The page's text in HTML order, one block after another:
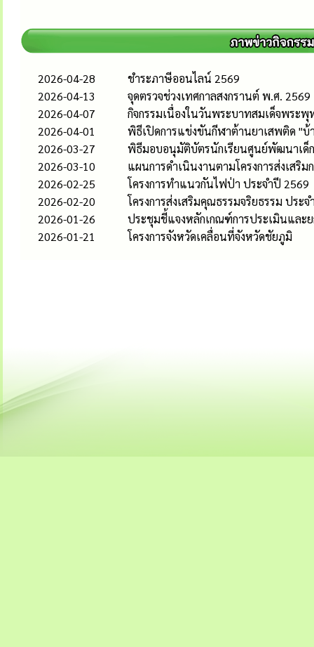
2026-04-28
ชำระภาษีออนไลน์ 2569
2026-04-13
จุดตรวจช่วงเทศกาลสงกรานต์ พ.ศ. 2569
2026-04-07
กิจกรรมเนื่องในวันพระบาทสมเด็จพระ
2026-04-01
พิธีเปิดการแข่งขันกีฬาต้านยาเสพติด "บ้
2026-03-27
พิธีมอบอนุมัติบัตรนักเรียนศูนย์พัฒนาเด็ก
2026-03-10
แผนการดำเนินงานตามโครงการส่งเส
2026-02-25
โครงการทำแนวกันไฟป่า ประจำปี 2569
2026-02-20
โครงการส่งเสริมคุณธรรมจริยธรรม ประ
2026-01-26
ประชุมชี้แจงหลักเกณฑ์การประเมินและ
2026-01-21
โครงการจังหวัดเคลื่อนที่จังหวัดชัยภูมิ